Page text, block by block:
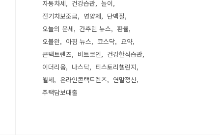
자동차세
건강습관
놀이
전기차보조금
영양제
단백질
오늘의 운세
간추린 뉴스
환율
오블완
아침 뉴스 코스닥
요약
콘택트렌즈
비트코인
건강한식습관
이더리움
나스닥
티스토리챌린지
월세
온라인콘택트렌즈
연말정산
주택담보대출